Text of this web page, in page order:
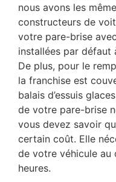
nous avons les
constructeurs de
votre pare-brise
installées par défaut
De plus, pour le
la franchise est
balais d’essuis
de votre pare-brise
vous devez savoir
certain coût. Elle
de votre véhicule au
heures.